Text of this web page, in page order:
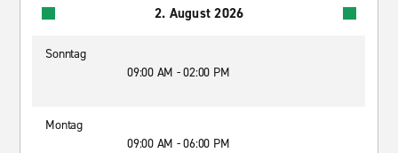
2. August 2026
Sonntag
09:00 AM - 02:00 PM
Montag
09:00 AM - 06:00 PM